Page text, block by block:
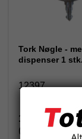
Tork Nøgle -
dispenser 1 stk.
12397
12,50 DKK
(inkl. moms)